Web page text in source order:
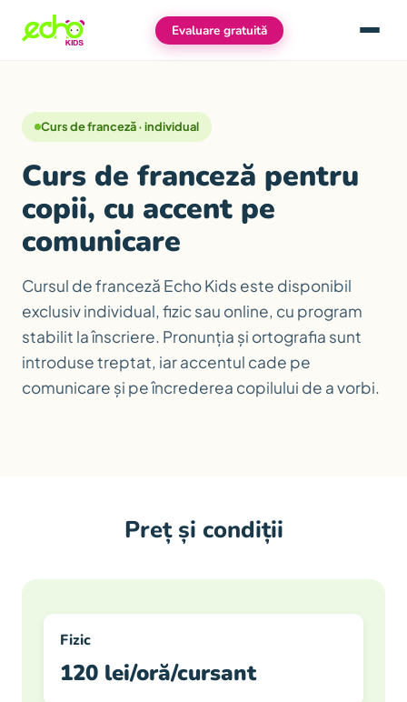
Evaluare gratuită Meniu
Curs de franceză · individual
Curs de franceză pentru
copii, cu accent pe
comunicare
Cursul de franceză Echo Kids este disponibil
exclusiv individual, fizic sau online, cu program
stabilit la înscriere. Pronunția și ortografia sunt
introduse treptat, iar accentul cade pe
comunicare și pe încrederea copilului de a vorbi.
Preț și condiții
Fizic
120 lei/oră/cursant